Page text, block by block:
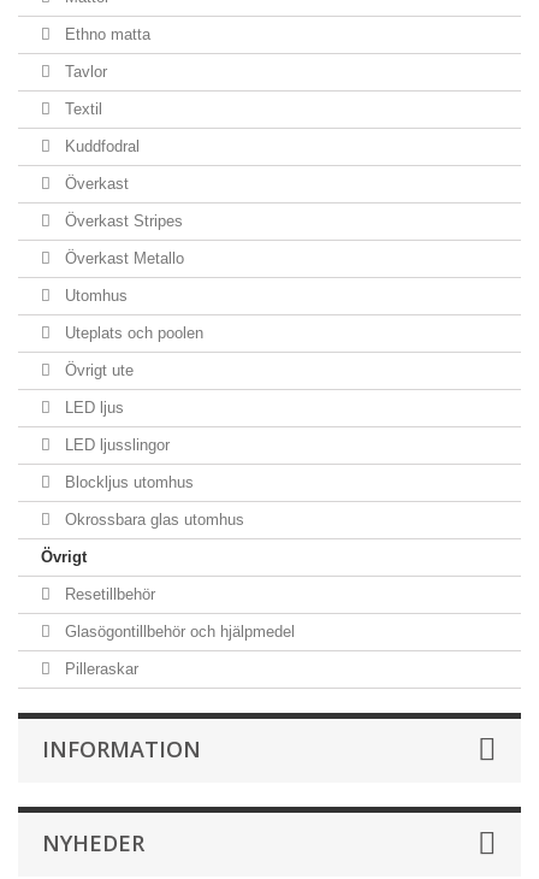
Ethno matta
Tavlor
Textil
Kuddfodral
Överkast
Överkast Stripes
Överkast Metallo
Utomhus
Uteplats och poolen
Övrigt ute
LED ljus
LED ljusslingor
Blockljus utomhus
Okrossbara glas utomhus
Övrigt
Resetillbehör
Glasögontillbehör och hjälpmedel
Pilleraskar
INFORMATION
NYHEDER